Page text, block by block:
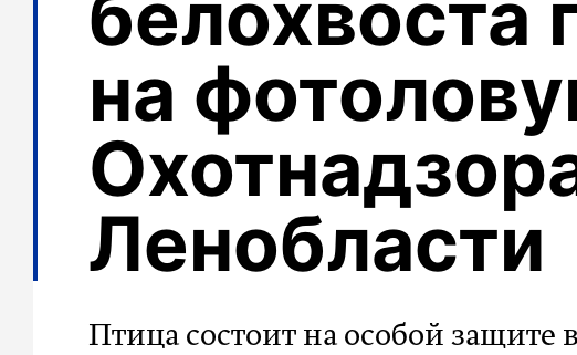
на
Ленобласти
Птица состоит на особой защите